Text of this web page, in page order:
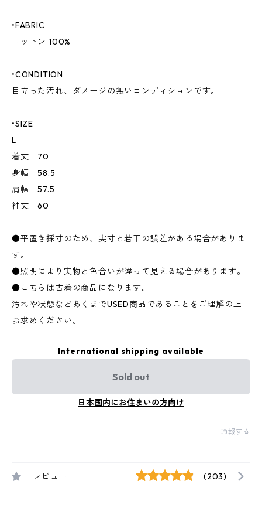
•FABRIC
コットン 100%
•CONDITION
目立った汚れ、ダメージの無いコンディションです。
•SIZE
L
着丈 70
身幅 58.5
肩幅 57.5
袖丈 60
●平置き採寸のため、実寸と若干の誤差がある場合がありま
す。
●照明により実物と色合いが違って見える場合があります。
●こちらは古着の商品になります。
汚れや状態などあくまでUSED商品であることをご理解の上
お求めください。
International shipping available
Sold out
日本国内にお住まいの方向け
通報する
レビュー (203)